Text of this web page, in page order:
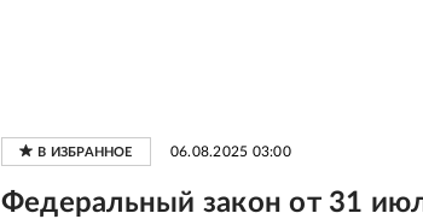
06.08.2025 03:00
Федеральный закон от 31